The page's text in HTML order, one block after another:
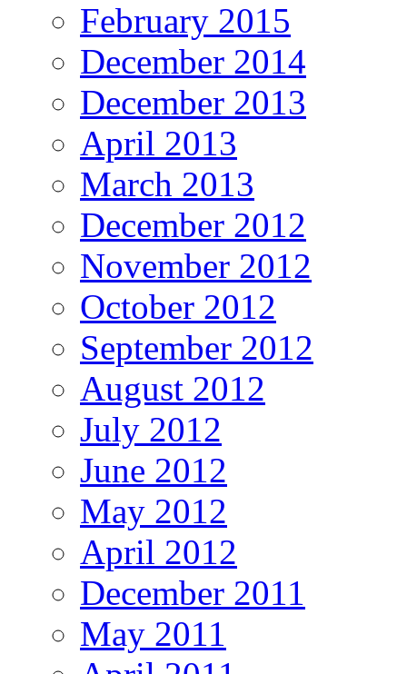
February 2015
December 2014
December 2013
April 2013
March 2013
December 2012
November 2012
October 2012
September 2012
August 2012
July 2012
June 2012
May 2012
April 2012
December 2011
May 2011